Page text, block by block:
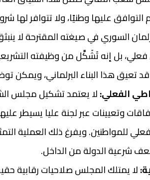
التوافق عليها وطنيًا، ولا تتوافر
السوري في صيغته المقترحة لا
بل إنه تَشَكَّل من وظيفته
هذا البناء البرلماني، ويمكن
الفعلي:لا يعتمد تشكيل مجلس
وتعيينات عبر لجنة عليا يسيطر
للمواطنين. ويفرغ ذلك العملية
شرعية الدولة من الداخل.
لا يمتلك المجلس صلاحيات رقابية